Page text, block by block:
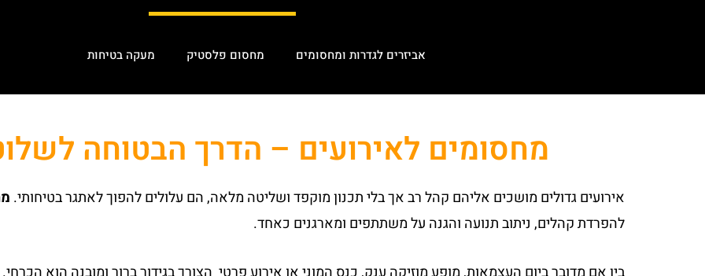
אביזרים לגדרות ומחסומים מחסום פלסטיק מעקה בטיחות
מחסומים לאירועים – הדרך הבטוחה
אירועים גדולים מושכים אליהם קהל רב אך בלי תכנון מוקפד ושליטה מלאה, הם עלולים להפוך לאתגר בטיחותי.
להפרדת קהלים, ניתוב תנועה והגנה על משתתפים ומארגנים כאחד.